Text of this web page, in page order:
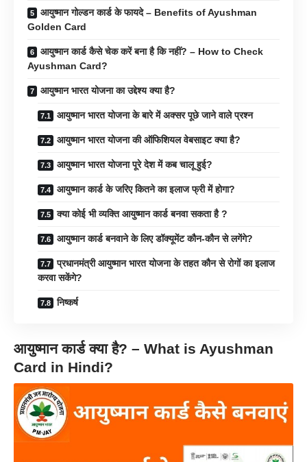
आयुष्मान गोल्डन कार्ड के फायदे – Benefits of Ayushman
Golden Card
आयुष्मान कार्ड कैसे चेक करें बना है कि नहीं? – How to Check
Ayushman Card?
आयुष्मान भारत योजना का उद्देश्य क्या है?
आयुष्मान भारत योजना के बारे में अक्सर पूछे जाने वाले प्रश्न
आयुष्मान भारत योजना की ऑफिशियल वेबसाइट क्या है?
आयुष्मान भारत योजना पूरे देश में कब चालू हुई?
आयुष्मान कार्ड के जरिए कितने का इलाज फ्री में होगा?
क्या कोई भी व्यक्ति आयुष्मान कार्ड बनवा सकता है ?
आयुष्मान कार्ड बनवाने के लिए डॉक्यूमेंट कौन-कौन से लगेंगे?
प्रधानमंत्री आयुष्मान भारत योजना के तहत कौन से रोगों का इलाज
करवा सकेंगे?
निष्कर्ष
आयुष्मान कार्ड क्या है? – What is Ayushman
Card in Hindi?